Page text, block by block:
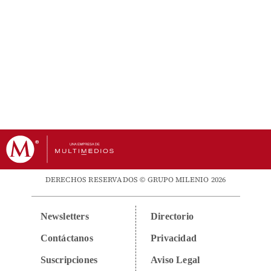
DERECHOS RESERVADOS © GRUPO MILENIO 2026
Newsletters
Contáctanos
Suscripciones
Directorio
Privacidad
Aviso Legal